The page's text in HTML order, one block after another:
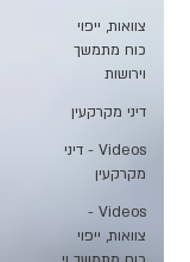
צוואות, ייפוי
כוח מתמשך
וירושות
דיני מקרקעין
Videos - דיני
מקרקעין
Videos -
צוואות, ייפוי